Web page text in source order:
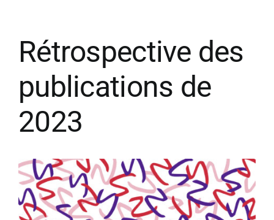
Rétrospective des
publications de
2023